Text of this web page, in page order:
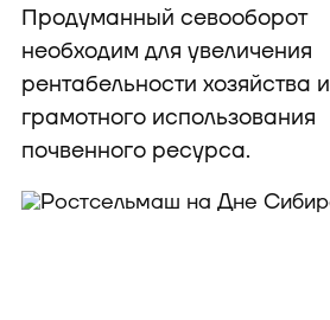
Продуманный севооборот
необходим для увеличения
рентабельности хозяйства и
грамотного использования
почвенного ресурса.